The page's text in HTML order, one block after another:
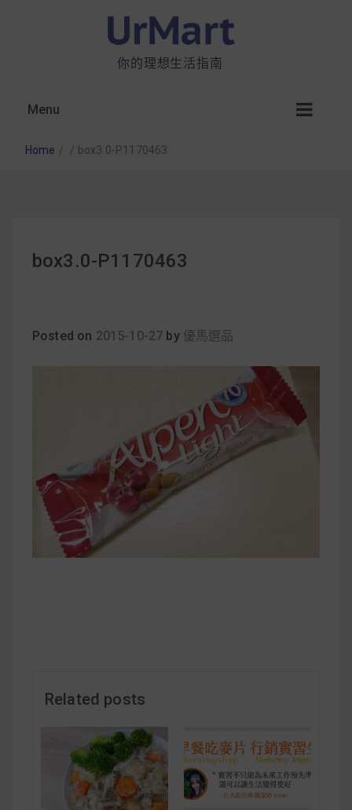
你的理想生活指南
Menu
析：成分、營養價值及其優缺點
健身重訓菜單
運動健身飲食建議
2020 年最新蛋白粉終極指南，讓你一次搞
清楚！
減醣食材推薦
減醣料理食譜
Home / / box3.0-P1170463
box3.0-P1170463
Posted on 2015-10-27 by 優馬選品
Related posts